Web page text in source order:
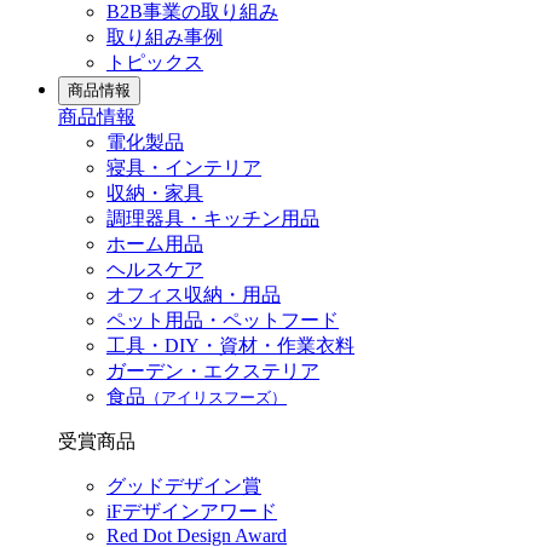
B2B事業の取り組み
取り組み事例
トピックス
商品情報
商品情報
電化製品
寝具・インテリア
収納・家具
調理器具・キッチン用品
ホーム用品
ヘルスケア
オフィス収納・用品
ペット用品・ペットフード
工具・DIY・資材・作業衣料
ガーデン・エクステリア
食品 （アイリスフーズ）
受賞商品
グッドデザイン賞
iFデザインアワード
Red Dot Design Award